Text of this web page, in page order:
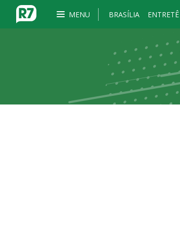
MENU BRASÍLIA ENTRETÊ